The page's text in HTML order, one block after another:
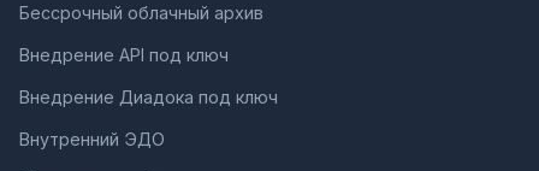
Бессрочный облачный архив
Внедрение API под ключ
Внедрение Диадока под ключ
Внутренний ЭДО